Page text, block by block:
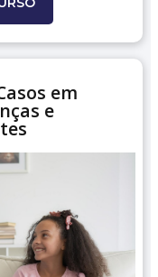
em
e